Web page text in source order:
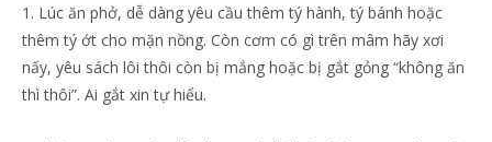
1. Lúc ăn phở, dễ dàng yêu cầu thêm tý hành, tý bánh hoặc
thêm tý ớt cho mặn nồng. Còn cơm có gì trên mâm hãy xơi
nấy, yêu sách lôi thôi còn bị mắng hoặc bị gắt gỏng “không ăn
thì thôi”. Ai gắt xin tự hiểu.